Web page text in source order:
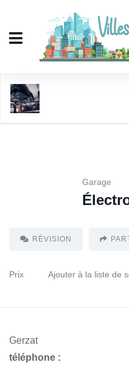
Garage
RÉVISION
Prix Ajouter à la liste de
Gerzat
téléphone :